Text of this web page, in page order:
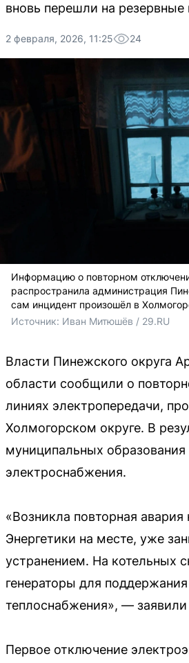
вновь перешли на резервные
2 февраля, 2026, 11:25 24
Информацию о повторном
распространила администрация
сам инцидент произошёл в
Источник: Иван Митюшёв / 29.RU
Власти Пинежского округа
области сообщили о
линиях электропередачи,
Холмогорском округе. В
муниципальных образования
электроснабжения.
«Возникла повторная
Энергетики на месте, уже
устранением. На котельных
генераторы для
теплоснабжения», —
Первое отключение